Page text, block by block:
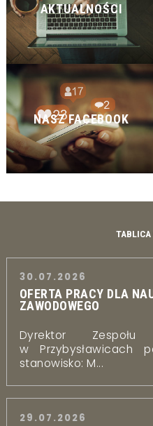
AKTUALNOŚCI
NASZ FACEBOOK
TABLICA
30.07.2026
OFERTA PRACY DLA
ZAWODOWEGO
Dyrektor Zespołu
w Przybysławicach
stanowisko: M...
29.07.2026